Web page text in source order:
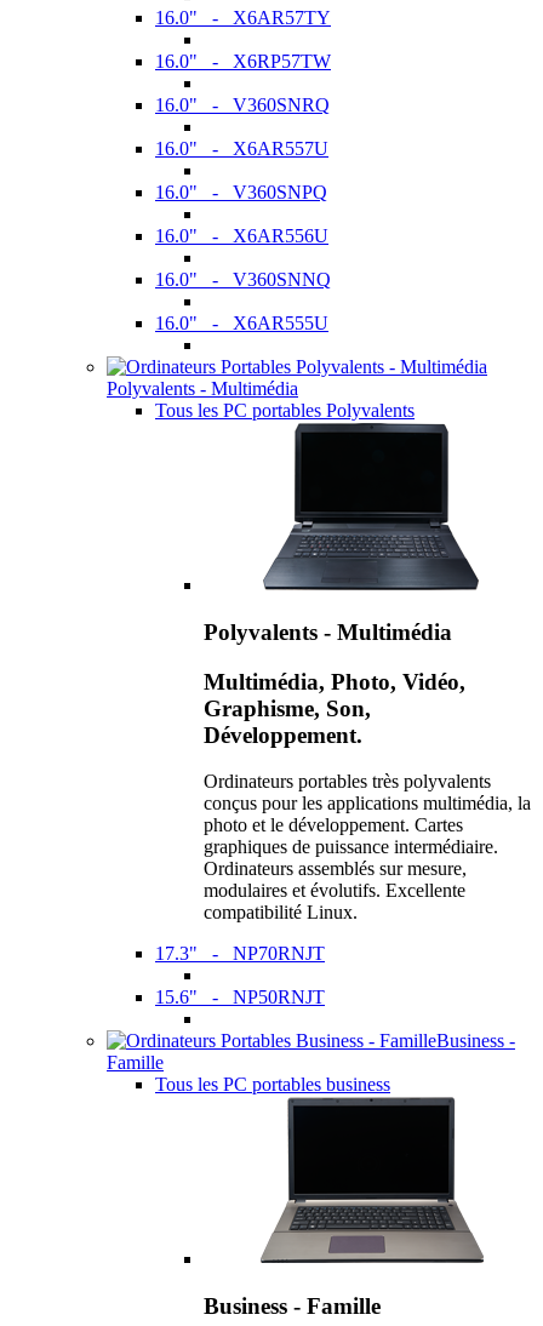
16.0" - X6AR57TY
16.0" - X6RP57TW
16.0" - V360SNRQ
16.0" - X6AR557U
16.0" - V360SNPQ
16.0" - X6AR556U
16.0" - V360SNNQ
16.0" - X6AR555U
Polyvalents - Multimédia
Tous les PC portables Polyvalents
Polyvalents - Multimédia
Multimédia, Photo, Vidéo,
Graphisme, Son,
Développement.
Ordinateurs portables très polyvalents
conçus pour les applications multimédia, la
photo et le développement. Cartes
graphiques de puissance intermédiaire.
Ordinateurs assemblés sur mesure,
modulaires et évolutifs. Excellente
compatibilité Linux.
17.3" - NP70RNJT
15.6" - NP50RNJT
Business -
Famille
Tous les PC portables business
Business - Famille